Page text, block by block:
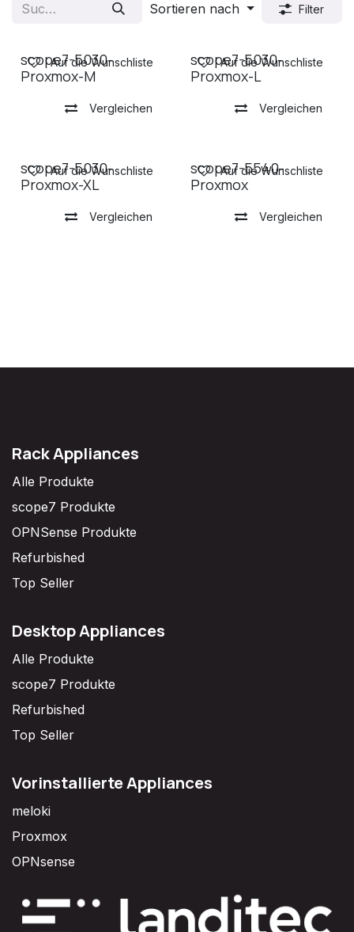
Sortieren nach Filter
scope7-5030-
Proxmox-M
Vergleichen
Auf die Wunschliste
scope7-5030-
Proxmox-L
Vergleichen
Auf die Wunschliste
scope7-5030-
Proxmox-XL
Vergleichen
Auf die Wunschliste
scope7-5540-
Proxmox
Vergleichen
Auf die Wunschliste
Rack Appliances
Alle Produkte
scope7 Produkte
OPNSense Produkte
Refurbished
Top Seller
Desktop Appliances
Alle Produkte
scope7 Produkte
Refurbished
Top Seller
Vorinstallierte Appliances
meloki
Proxmox
OPNsense